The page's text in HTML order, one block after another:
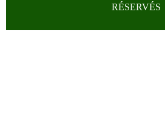
RÉSERVÉS